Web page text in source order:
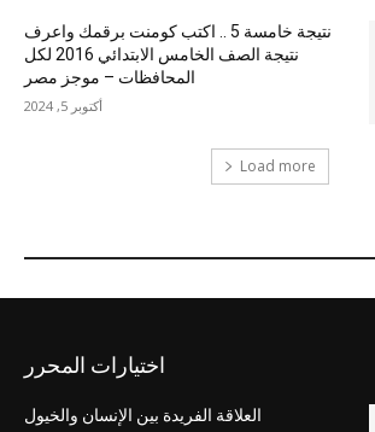
نتيجة خامسة 5 .. اكتب كومنت برقمك واعرف
نتيجة الصف الخامس الابتدائي 2016 لكل
المحافظات – موجز مصر
أكتوبر 5, 2024
Load more
اختيارات المحرر
العلاقة الفريدة بين الإنسان والخيول